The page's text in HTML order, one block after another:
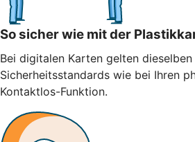
So sicher wie mit der
Bei digitalen Karten gelten dieselben
Sicherheitsstandards wie bei Ihren
Kontaktlos-Funktion.